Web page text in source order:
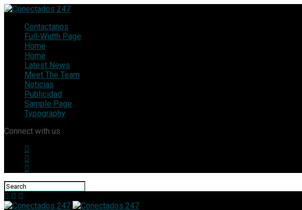
Contactanos
Full-Width Page
Home
Home
Latest News
Meet The Team
Noticias
Publicidad
Sample Page
Typography
Connect with us